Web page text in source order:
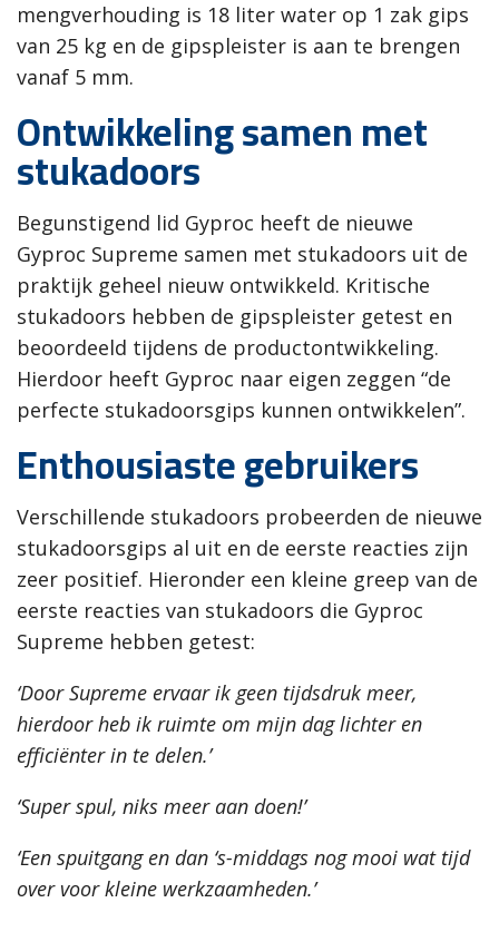
mengverhouding is 18 liter water op 1 zak gips
van 25 kg en de gipspleister is aan te brengen
vanaf 5 mm.
Ontwikkeling samen met
stukadoors
Begunstigend lid Gyproc heeft de nieuwe
Gyproc Supreme samen met stukadoors uit de
praktijk geheel nieuw ontwikkeld. Kritische
stukadoors hebben de gipspleister getest en
beoordeeld tijdens de productontwikkeling.
Hierdoor heeft Gyproc naar eigen zeggen “de
perfecte stukadoorsgips kunnen ontwikkelen”.
Enthousiaste gebruikers
Verschillende stukadoors probeerden de nieuwe
stukadoorsgips al uit en de eerste reacties zijn
zeer positief. Hieronder een kleine greep van de
eerste reacties van stukadoors die Gyproc
Supreme hebben getest:
‘Door Supreme ervaar ik geen tijdsdruk meer,
hierdoor heb ik ruimte om mijn dag lichter en
efficiënter in te delen.’
‘Super spul, niks meer aan doen!’
‘Een spuitgang en dan ‘s-middags nog mooi wat tijd
over voor kleine werkzaamheden.’